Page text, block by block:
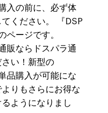
入の前に、必ず体
ください。 『DSP
ージです。
販ならドスパラ通
い！新型の
品購入が可能にな
りもさらにお得な
ようになりまし